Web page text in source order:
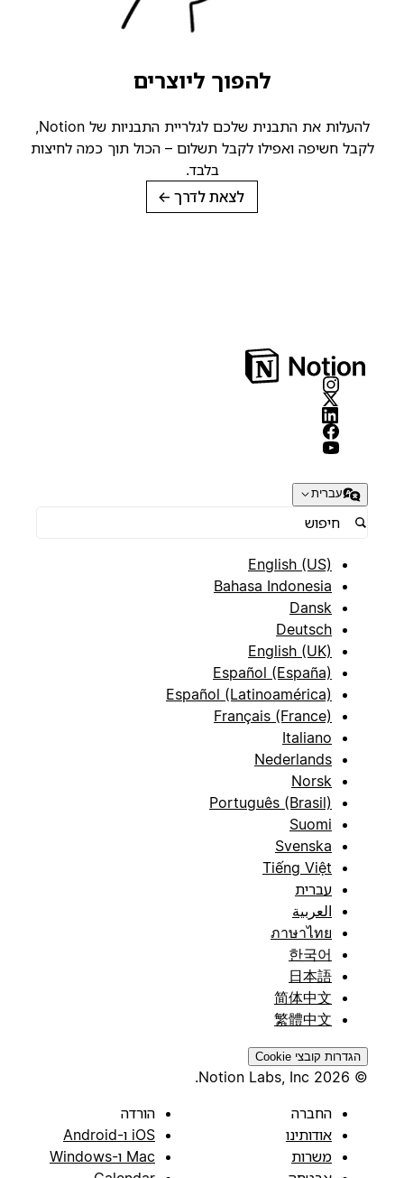
להפוך ליוצרים
להעלות את התבנית שלכם לגלריית התבניות של Notion,
לקבל חשיפה ואפילו לקבל תשלום – הכול תוך כמה לחיצות
בלבד.
לצאת לדרך →
עברית
English (US)
Bahasa Indonesia
Dansk
Deutsch
English (UK)
Español (España)
Español (Latinoamérica)
Français (France)
Italiano
Nederlands
Norsk
Português (Brasil)
Suomi
Svenska
Tiếng Việt
עברית
العربية
ภาษาไทย
한국어
日本語
简体中文
繁體中文
הגדרות קובצי Cookie
© 2026 Notion Labs, Inc.
החברה
אודותינו
משרות
הורדה
iOS ו-Android
Mac ו-Windows